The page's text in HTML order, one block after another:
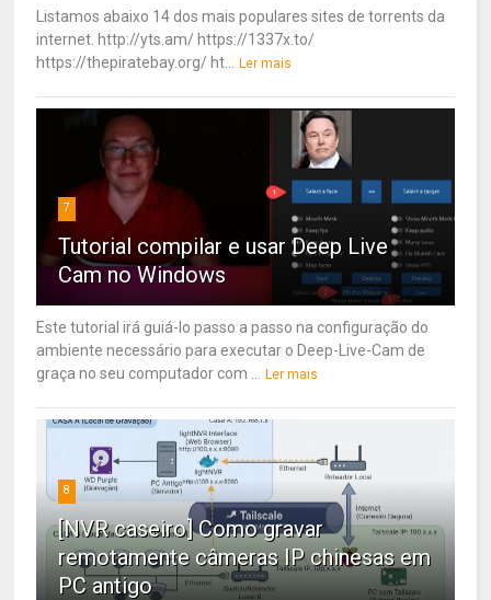
Listamos abaixo 14 dos mais populares sites de torrents da
internet. http://yts.am/ https://1337x.to/
https://thepiratebay.org/ ht...
Ler mais
7
Tutorial compilar e usar Deep Live
Cam no Windows
Este tutorial irá guiá-lo passo a passo na configuração do
ambiente necessário para executar o Deep-Live-Cam de
graça no seu computador com ...
Ler mais
8
[NVR caseiro] Como gravar
remotamente câmeras IP chinesas em
PC antigo